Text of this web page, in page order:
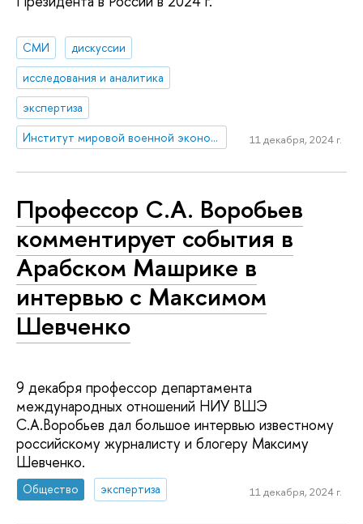
СМИ
дискуссии
исследования и аналитика
экспертиза
Институт мировой военной экономики и стратегии
11 декабря, 2024 г.
Профессор С.А. Воробьев
комментирует события в
Арабском Машрике в
интервью с Максимом
Шевченко
9 декабря профессор департамента
международных отношений НИУ ВШЭ
С.А.Воробьев дал большое интервью известному
российскому журналисту и блогеру Максиму
Шевченко.
Общество экспертиза 11 декабря, 2024 г.